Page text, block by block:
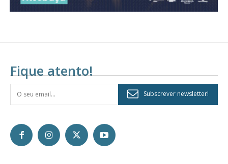
Fique atento!
Subscrever newsletter!